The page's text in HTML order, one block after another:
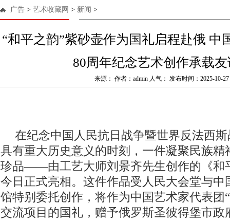
广告 > 艺术收藏网 > 新闻 >
“和平之韵”紫砂壶作为国礼启程赴俄 中
80周年纪念艺术创作承载
来源： 作者：admin 人气： 发布时间：2025-10-27
在纪念中国人民抗日战争暨世界反法西
具有重大历史意义的时刻，一件凝聚民族精
珍品——由工艺大师刘景齐先生创作的《和
今日正式亮相。这件作品受人民大会堂与中
馆特别委托创作，将作为中国艺术家代表团
交流项目的国礼，赠予俄罗斯圣彼得堡市政